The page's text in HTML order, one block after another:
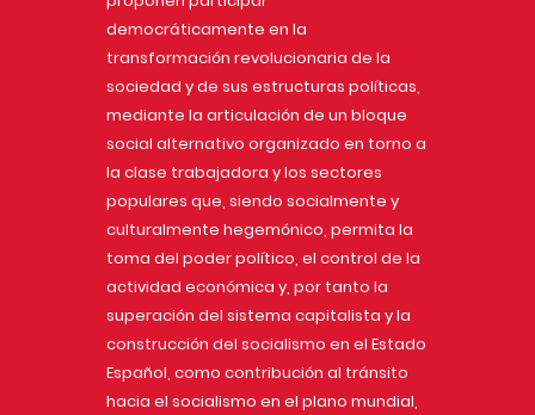
democráticamente en la
transformación revolucionaria de la
sociedad y de sus estructuras políticas,
mediante la articulación de un bloque
social alternativo organizado en torno a
la clase trabajadora y los sectores
populares que, siendo socialmente y
culturalmente hegemónico, permita la
toma del poder político, el control de la
actividad económica y, por tanto la
superación del sistema capitalista y la
construcción del socialismo en el Estado
Español, como contribución al tránsito
hacia el socialismo en el plano mundial,